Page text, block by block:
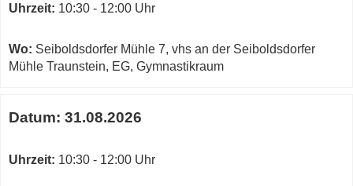
Uhrzeit: 10:30 - 12:00 Uhr
Wo: Seiboldsdorfer Mühle 7, vhs an der Seiboldsdorfer
Mühle Traunstein, EG, Gymnastikraum
Datum: 31.08.2026
Uhrzeit: 10:30 - 12:00 Uhr